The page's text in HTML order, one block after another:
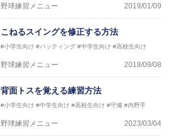
野球練習メニュー 2019/01/09
こねるスイングを修正する方法
#小学生向け #バッティング #中学生向け #高校生向け
野球練習メニュー 2018/09/08
背面トスを覚える練習方法
#小学生向け #中学生向け #高校生向け #守備 #内野手
野球練習メニュー 2023/03/04